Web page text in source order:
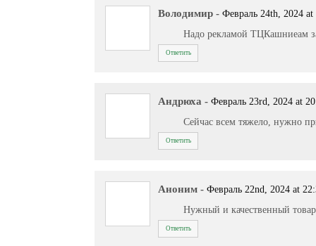
Володимир - Февраль 24th, 2024 at
Надо рекламой ТЦКашниеам
Ответить
Андрюха - Февраль 23rd, 2024 at
Сейчас всем тяжело, нужно
Ответить
Аноним - Февраль 22nd, 2024 at
Нужный и качественный
Ответить